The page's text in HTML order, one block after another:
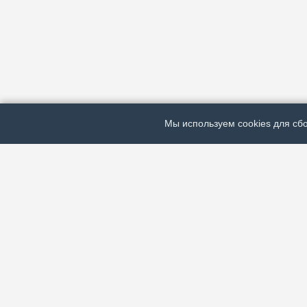
Мы используем cookies для